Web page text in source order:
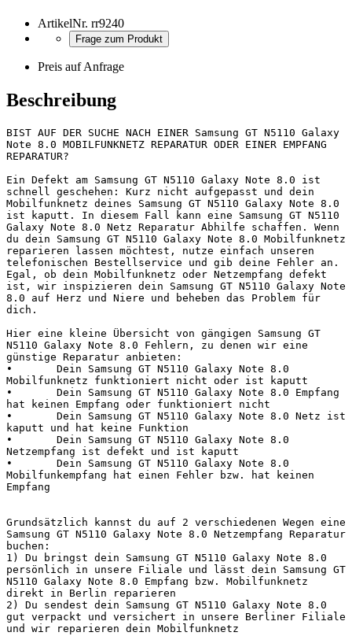
ArtikelNr. rr9240
Frage zum Produkt
Preis auf Anfrage
Beschreibung
BIST AUF DER SUCHE NACH EINER Samsung GT N5110 Galaxy
Note 8.0 MOBILFUNKNETZ REPARATUR ODER EINER EMPFANG
REPARATUR?
Ein Defekt am Samsung GT N5110 Galaxy Note 8.0 ist
schnell geschehen: Kurz nicht aufgepasst und dein
Mobilfunknetz deines Samsung GT N5110 Galaxy Note 8.0
ist kaputt. In diesem Fall kann eine Samsung GT N5110
Galaxy Note 8.0 Netz Reparatur Abhilfe schaffen. Wenn
du dein Samsung GT N5110 Galaxy Note 8.0 Mobilfunknetz
reparieren lassen möchtest, nutze einfach unseren
telefonischen Bestellservice und gib deine Fehler an.
Egal, ob dein Mobilfunknetz oder Netzempfang defekt
ist, wir inspizieren dein Samsung GT N5110 Galaxy Note
8.0 auf Herz und Niere und beheben das Problem für
dich.
Hier eine kleine Übersicht von gängigen Samsung GT
N5110 Galaxy Note 8.0 Fehlern, zu denen wir eine
günstige Reparatur anbieten:
•	Dein Samsung GT N5110 Galaxy Note 8.0
Mobilfunknetz funktioniert nicht oder ist kaputt
•	Dein Samsung GT N5110 Galaxy Note 8.0 Empfang
hat keinen Empfang oder funktioniert nicht
•	Dein Samsung GT N5110 Galaxy Note 8.0 Netz ist
kaputt und hat keine Funktion
•	Dein Samsung GT N5110 Galaxy Note 8.0
Netzempfang ist defekt und ist kaputt
•	Dein Samsung GT N5110 Galaxy Note 8.0
Mobilfunkempfang hat einen Fehler bzw. hat keinen
Empfang
Grundsätzlich kannst du auf 2 verschiedenen Wegen eine
Samsung GT N5110 Galaxy Note 8.0 Netzempfang Reparatur
buchen:
1) Du bringst dein Samsung GT N5110 Galaxy Note 8.0
persönlich in unsere Filiale und lässt dein Samsung GT
N5110 Galaxy Note 8.0 Empfang bzw. Mobilfunknetz
direkt in Berlin reparieren
2) Du sendest dein Samsung GT N5110 Galaxy Note 8.0
gut verpackt und versichert in unsere Berliner Filiale
und wir reparieren dein Mobilfunknetz